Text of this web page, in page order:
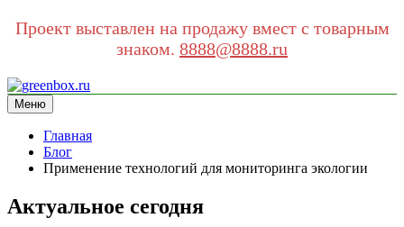
Проект выставлен на продажу вмест с товарным
знаком. 8888@8888.ru
Перейти
к
содержимому
greenbox.ru
сайт про экологию
Меню
Главная
Блог
Применение технологий для мониторинга экологии
Актуальное сегодня